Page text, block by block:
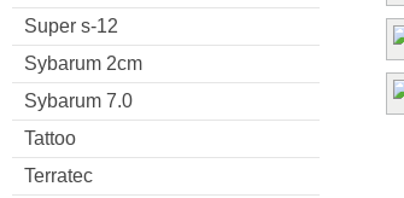
Super s-12
Sybarum 2cm
Sybarum 7.0
Tattoo
Terratec